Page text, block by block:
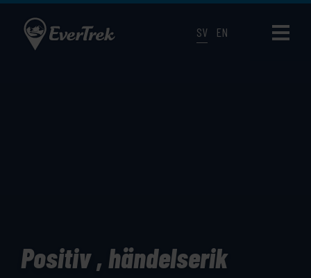
SV EN
Positiv , händelserik